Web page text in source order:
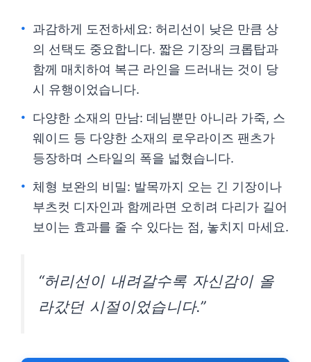
과감하게 도전하세요: 허리선이 낮은 만큼 상
의 선택도 중요합니다. 짧은 기장의 크롭탑과
함께 매치하여 복근 라인을 드러내는 것이 당
시 유행이었습니다.
다양한 소재의 만남: 데님뿐만 아니라 가죽, 스
웨이드 등 다양한 소재의 로우라이즈 팬츠가
등장하며 스타일의 폭을 넓혔습니다.
체형 보완의 비밀: 발목까지 오는 긴 기장이나
부츠컷 디자인과 함께라면 오히려 다리가 길어
보이는 효과를 줄 수 있다는 점, 놓치지 마세요.
“허리선이 내려갈수록 자신감이 올
라갔던 시절이었습니다.”